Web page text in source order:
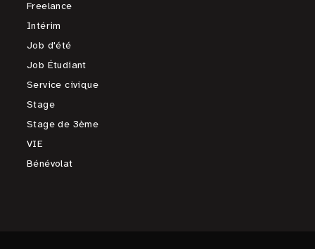
Freelance
Intérim
Job d'été
Job Étudiant
Service civique
Stage
Stage de 3ème
VIE
Bénévolat